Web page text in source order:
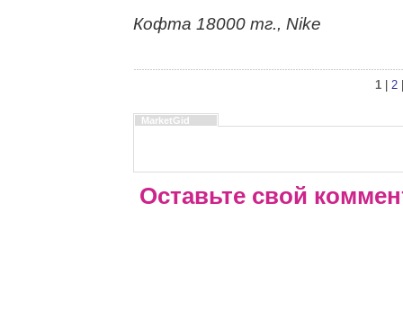
Кофта 18000 тг., Nike
1 2
MarketGid
Оставьте свой